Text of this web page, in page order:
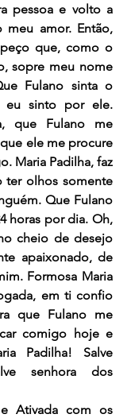
pessoa e volto a
amor. Então,
que, como o
sopre meu nome
Fulano sinta o
eu sinto por ele.
que Fulano me
ele me procure
Maria Padilha, faz
ter olhos somente
Que Fulano
horas por dia. Oh,
cheio de desejo
apaixonado, de
Formosa Maria
em ti confio
que Fulano me
comigo hoje e
Padilha! Salve
senhora dos
e Ativada com os